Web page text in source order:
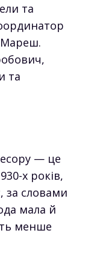
та
Мареш.
та
— це
х років,
за словами
мала й
менше